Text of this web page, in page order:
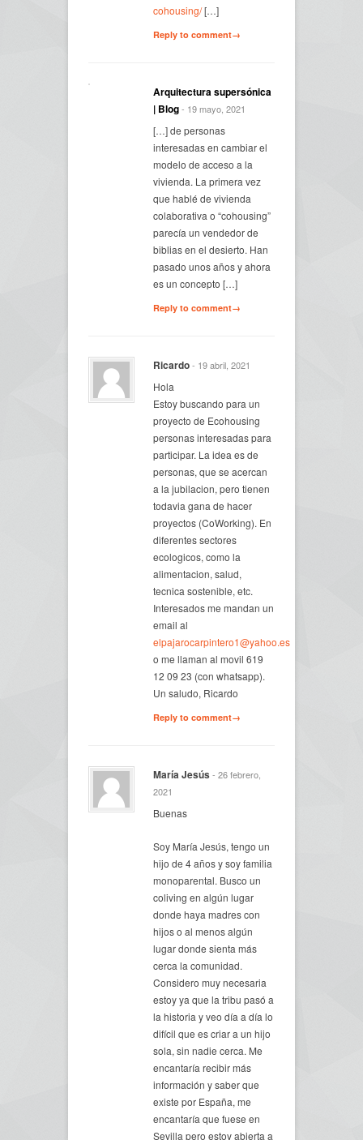
cohousing/[…]
Reply to comment→
Arquitectura supersónica
| Blog- 19 mayo, 2021
[…] de personas
interesadas en cambiar el
modelo de acceso a la
vivienda. La primera vez
que hablé de vivienda
colaborativa o “cohousing”
parecía un vendedor de
biblias en el desierto. Han
pasado unos años y ahora
es un concepto […]
Reply to comment→
Ricardo- 19 abril, 2021
Hola
Estoy buscando para un
proyecto de Ecohousing
personas interesadas para
participar. La idea es de
personas, que se acercan
a la jubilacion, pero tienen
todavia gana de hacer
proyectos (CoWorking). En
diferentes sectores
ecologicos, como la
alimentacion, salud,
tecnica sostenible, etc.
Interesados me mandan un
email al
elpajarocarpintero1@yahoo.es
o me llaman al movil 619
12 09 23 (con whatsapp).
Un saludo, Ricardo
Reply to comment→
María Jesús - 26 febrero,
2021
Buenas
Soy María Jesús, tengo un
hijo de 4 años y soy familia
monoparental. Busco un
coliving en algún lugar
donde haya madres con
hijos o al menos algún
lugar donde sienta más
cerca la comunidad.
Considero muy necesaria
estoy ya que la tribu pasó a
la historia y veo día a día lo
difícil que es criar a un hijo
sola, sin nadie cerca. Me
encantaría recibir más
información y saber que
existe por España, me
encantaría que fuese en
Sevilla pero estoy abierta a